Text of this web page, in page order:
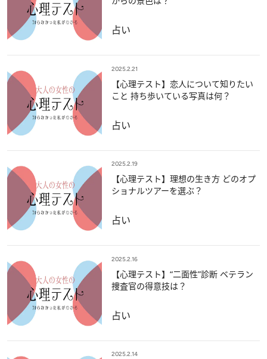
占い
2025.2.21
【心理テスト】恋人について知りたい
こと 持ち歩いている写真は何？
占い
2025.2.19
【心理テスト】理想の生き方 どのオプ
ショナルツアーを選ぶ？
占い
2025.2.16
【心理テスト】“二面性”診断 ベテラン
捜査官の得意技は？
占い
2025.2.14